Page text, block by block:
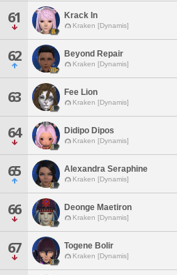
61 Krack In
Kraken [Dynamis]
62 Beyond Repair
Kraken [Dynamis]
63 Fee Lion
Kraken [Dynamis]
64 Didipo Dipos
Kraken [Dynamis]
65 Alexandra Seraphine
Kraken [Dynamis]
66 Deonge Maetiron
Kraken [Dynamis]
67 Togene Bolir
Kraken [Dynamis]